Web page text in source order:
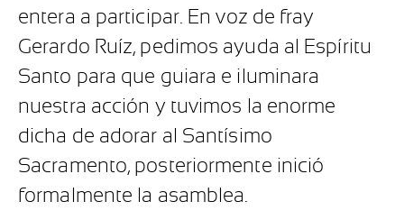
entera a participar. En voz de fray
Gerardo Ruíz, pedimos ayuda al Espíritu
Santo para que guiara e iluminara
nuestra acción y tuvimos la enorme
dicha de adorar al Santísimo
Sacramento, posteriormente inició
formalmente la asamblea.